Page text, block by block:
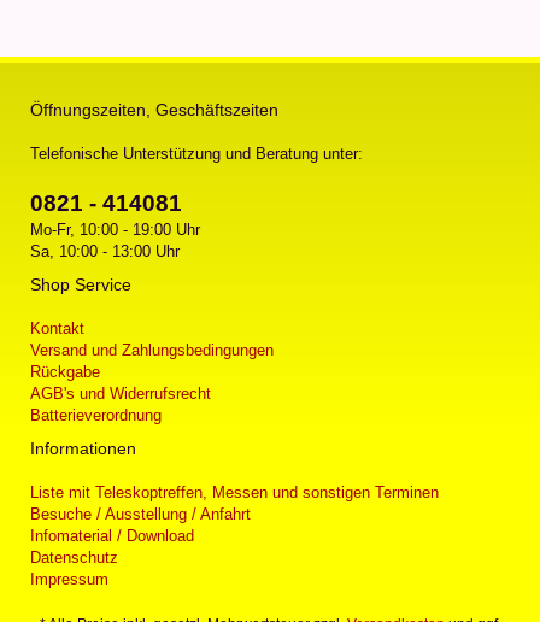
Öffnungszeiten, Geschäftszeiten
Telefonische Unterstützung und Beratung unter:
0821 - 414081
Mo-Fr, 10:00 - 19:00 Uhr
Sa, 10:00 - 13:00 Uhr
Shop Service
Kontakt
Versand und Zahlungsbedingungen
Rückgabe
AGB's und Widerrufsrecht
Batterieverordnung
Informationen
Liste mit Teleskoptreffen, Messen und sonstigen Terminen
Besuche / Ausstellung / Anfahrt
Infomaterial / Download
Datenschutz
Impressum